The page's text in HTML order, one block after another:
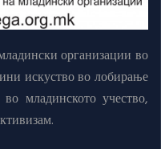
организации во
искуство во лобирање
младинското учество,